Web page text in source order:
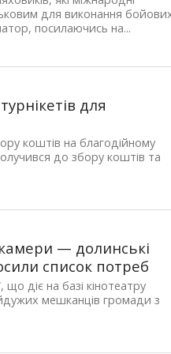
для виконання
посилаючись на...
для
коштів на благодійному
до збору коштів та
— долинські
список потреб
діє на базі кінотеатру
мешканців громади з